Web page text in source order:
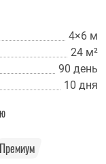
4×6 м
24 м²
90 день
10 дня
Премиум